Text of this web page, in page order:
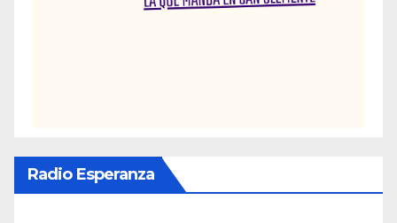
Radio Esperanza